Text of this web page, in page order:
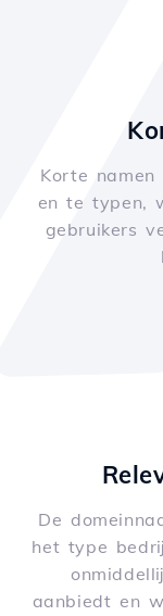
Korte namen
en te typen,
gebruikers
De
het type
aanbiedt en